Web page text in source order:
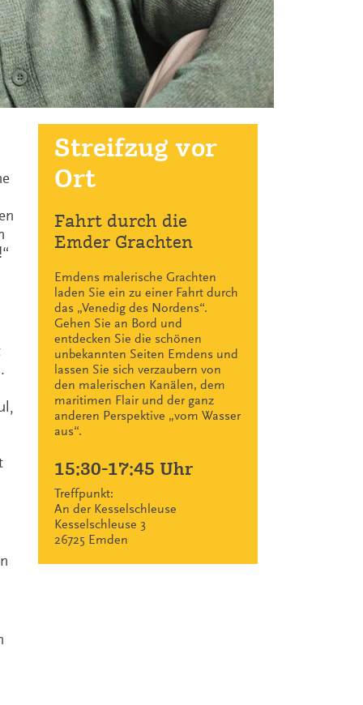
Streifzug vor
Ort
Fahrt durch die
Emder Grachten
Emdens malerische Grachten
laden Sie ein zu einer Fahrt durch
das „Venedig des Nordens“.
Gehen Sie an Bord und
entdecken Sie die schönen
unbekannten Seiten Emdens und
lassen Sie sich verzaubern von
den malerischen Kanälen, dem
maritimen Flair und der ganz
anderen Perspektive „vom Wasser
aus“.
15:30-17:45 Uhr
Treffpunkt:
An der Kesselschleuse
Kesselschleuse 3
26725 Emden